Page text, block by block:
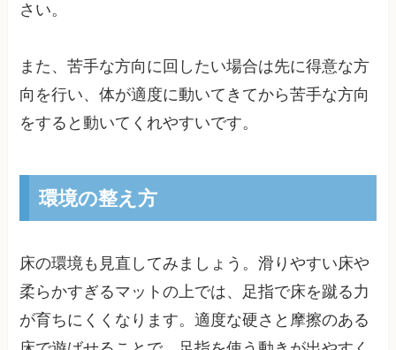
さい。
また、苦手な方向に回したい場合は先に得意な方
向を行い、体が適度に動いてきてから苦手な方向
をすると動いてくれやすいです。
環境の整え方
床の環境も見直してみましょう。滑りやすい床や
柔らかすぎるマットの上では、足指で床を蹴る力
が育ちにくくなります。適度な硬さと摩擦のある